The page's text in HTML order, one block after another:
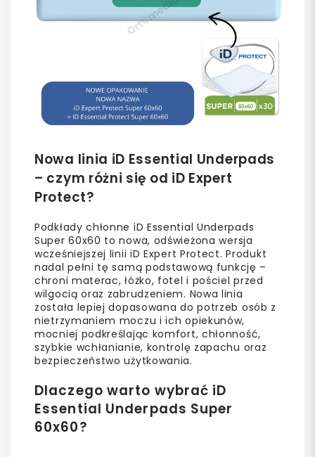
Nowa linia iD Essential Underpads
– czym różni się od iD Expert
Protect?
Podkłady chłonne iD Essential Underpads
Super 60x60 to nowa, odświeżona wersja
wcześniejszej linii iD Expert Protect. Produkt
nadal pełni tę samą podstawową funkcję –
chroni materac, łóżko, fotel i pościel przed
wilgocią oraz zabrudzeniem. Nowa linia
została lepiej dopasowana do potrzeb osób z
nietrzymaniem moczu i ich opiekunów,
mocniej podkreślając komfort, chłonność,
szybkie wchłanianie, kontrolę zapachu oraz
bezpieczeństwo użytkowania.
Dlaczego warto wybrać iD
Essential Underpads Super
60x60?